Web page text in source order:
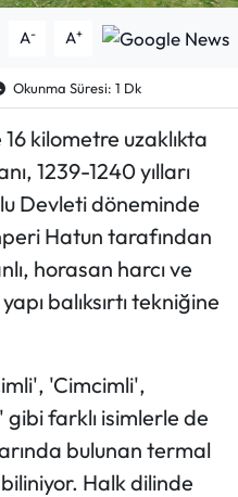
A- A+
Okunma Süresi: 1 Dk
kilometre uzaklıkta
1239-1240 yılları
Devleti döneminde
Hatun tarafından
horasan harcı ve
balıksırtı tekniğine
'Cimcimli',
farklı isimlerle de
bulunan termal
Halk dilinde